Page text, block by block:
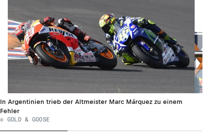
In Argentinien trieb der Altmeister Marc Márquez zu einem
Fehler
© GOLD & GOOSE